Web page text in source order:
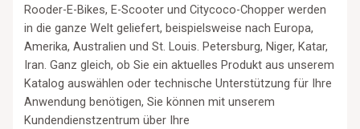
Rooder-E-Bikes, E-Scooter und Citycoco-Chopper werden
in die ganze Welt geliefert, beispielsweise nach Europa,
Amerika, Australien und St. Louis. Petersburg, Niger, Katar,
Iran. Ganz gleich, ob Sie ein aktuelles Produkt aus unserem
Katalog auswählen oder technische Unterstützung für Ihre
Anwendung benötigen, Sie können mit unserem
Kundendienstzentrum über Ihre